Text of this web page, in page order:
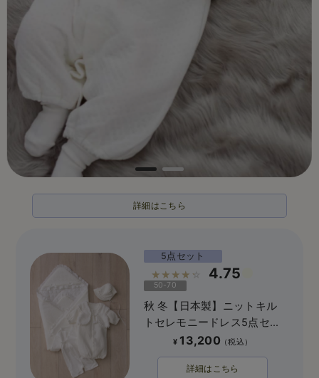
詳細はこちら
5点セット
☆☆☆☆☆ 4.75
50-70
秋 冬【日本製】ニットキル
トセレモニードレス5点セッ
¥ 13,200
詳細はこちら